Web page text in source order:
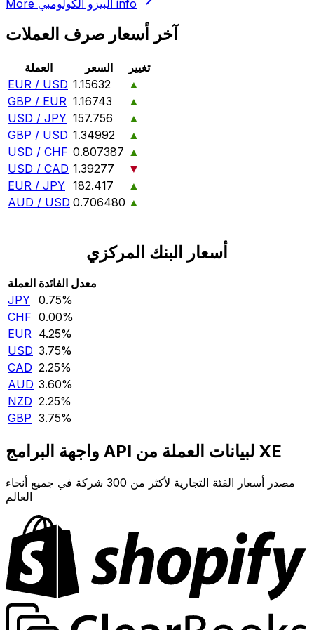
More البيزو الكولومبي info
آخر أسعار صرف العملات
العملة السعر
تغيير
EUR / USD 1.15632
▲
GBP / EUR 1.16743
▲
USD / JPY 157.756
▲
GBP / USD 1.34992
▲
USD / CHF 0.807387 ▲
USD / CAD 1.39277
▼
EUR / JPY 182.417
▲
AUD / USD 0.706480 ▲
أسعار البنك المركزي
العملة معدل الفائدة
JPY 0.75‎%‎
CHF 0.00‎%‎
EUR 4.25‎%‎
USD 3.75‎%‎
CAD 2.25‎%‎
AUD 3.60‎%‎
NZD 2.25‎%‎
GBP 3.75‎%‎
واجهة البرامج API لبيانات العملة من XE
مصدر أسعار الفئة التجارية لأكثر من 300 شركة في جميع أنحاء
العالم